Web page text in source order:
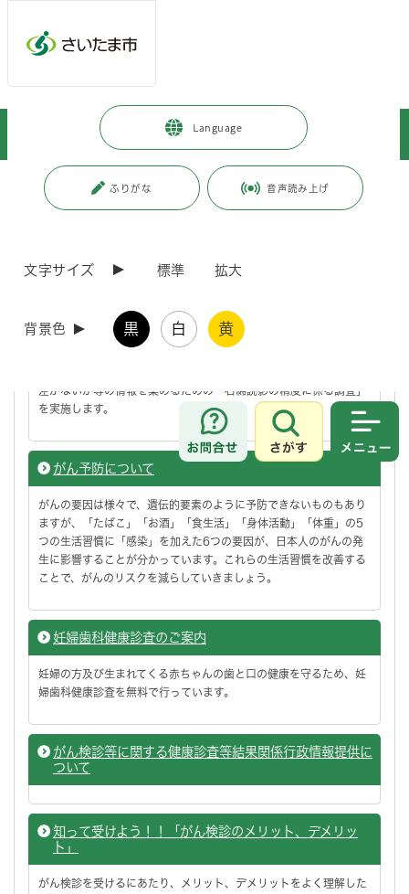
Language
ふりがな 音声読み上げ
文字サイズ 標準 拡大
背景色 黒 白 黄
お問合せ
さがす
施設を探す・予約する > 保健・医療施設
ページ番号：J001925
さいたま市では環境省の委託を受け、肺がん検診等で異常所見がな
差がないか等の情報を集めるための「石綿読影の精度に係る調査」
を実施します。
がん予防について
がんの要因は様々で、遺伝的要素のように予防できないものもあり
ますが、「たばこ」「お酒」「食生活」「身体活動」「体重」の5
つの生活習慣に「感染」を加えた6つの要因が、日本人のがんの発
生に影響することが分かっています。これらの生活習慣を改善する
ことで、がんのリスクを減らしていきましょう。
妊婦歯科健康診査のご案内
妊婦の方及び生まれてくる赤ちゃんの歯と口の健康を守るため、妊
婦歯科健康診査を無料で行っています。
がん検診等に関する健康診査等結果関係行政情報提供に
ついて
知って受けよう！！「がん検診のメリット、デメリッ
ト」
がん検診を受けるにあたり、メリット、デメリットをよく理解した